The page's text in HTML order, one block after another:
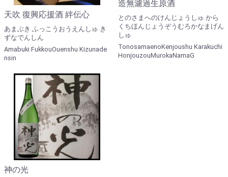
天吹 復興応援酒 絆伝心
あまぶき ふっこうおうえんしゅ き
ずなでんしん
Amabuki FukkouOuenshu Kizunade
nsin
造無濾過生原酒
とのさまへのけんじょうしゅ から
くちほんじょうぞうむろかなまげん
しゅ
TonosamaenoKenjoushu Karakuchi
HonjouzouMurokaNamaG
神の光